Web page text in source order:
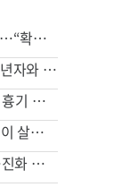
SK하이닉스, 中 충칭 공장 지분 매각설…“확정된 바 없어”
목회자 신분으로 HIV 감염 숨기고 미성년자와 성관계
광대 복장 10대, 버스정류장 78세 남성 흉기 살해 혐의
잠수 중 공기 끊었다? 랍스터 자리 다툼이 살인미수 사건으로
고철 2000t 쌓인 부산 철강공장 화재…진화 장기전